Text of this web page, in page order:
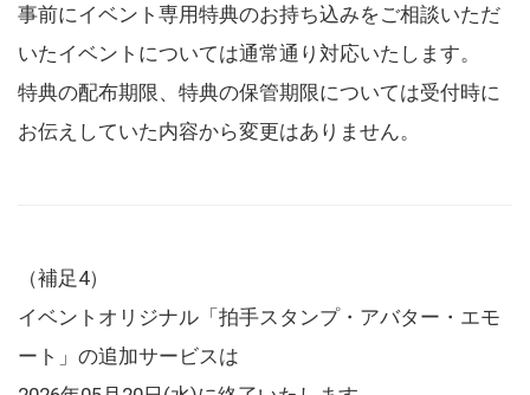
事前にイベント専用特典のお持ち込みをご相談いただ
いたイベントについては通常通り対応いたします。
特典の配布期限、特典の保管期限については受付時に
お伝えしていた内容から変更はありません。
（補足4）
イベントオリジナル「拍手スタンプ・アバター・エモ
ート」の追加サービスは